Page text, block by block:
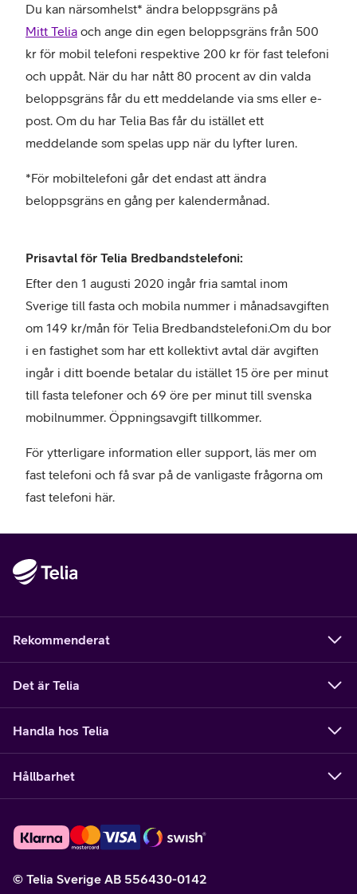
Du kan närsomhelst* ändra beloppsgräns på
Mitt Telia och ange din egen beloppsgräns från 500
kr för mobil telefoni respektive 200 kr för fast telefoni
och uppåt. När du har nått 80 procent av din valda
beloppsgräns får du ett meddelande via sms eller e-
post. Om du har Telia Bas får du istället ett
meddelande som spelas upp när du lyfter luren.
*För mobiltelefoni går det endast att ändra
beloppsgräns en gång per kalendermånad.
Prisavtal för Telia Bredbandstelefoni:
Efter den 1 augusti 2020 ingår fria samtal inom
Sverige till fasta och mobila nummer i månadsavgiften
om 149 kr/mån för Telia Bredbandstelefoni.Om du bor
i en fastighet som har ett kollektivt avtal där avgiften
ingår i ditt boende betalar du istället 15 öre per minut
till fasta telefoner och 69 öre per minut till svenska
mobilnummer. Öppningsavgift tillkommer.
För ytterligare information eller support, läs mer om
fast telefoni och få svar på de vanligaste frågorna om
fast telefoni här.
Rekommenderat
Det är Telia
Handla hos Telia
Hållbarhet
© Telia Sverige AB 556430-0142